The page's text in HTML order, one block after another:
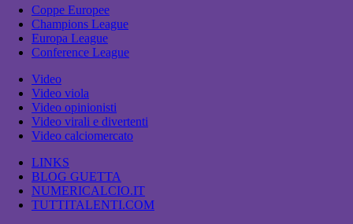
Coppe Europee
Champions League
Europa League
Conference League
Video
Video viola
Video opinionisti
Video virali e divertenti
Video calciomercato
LINKS
BLOG GUETTA
NUMERICALCIO.IT
TUTTITALENTI.COM